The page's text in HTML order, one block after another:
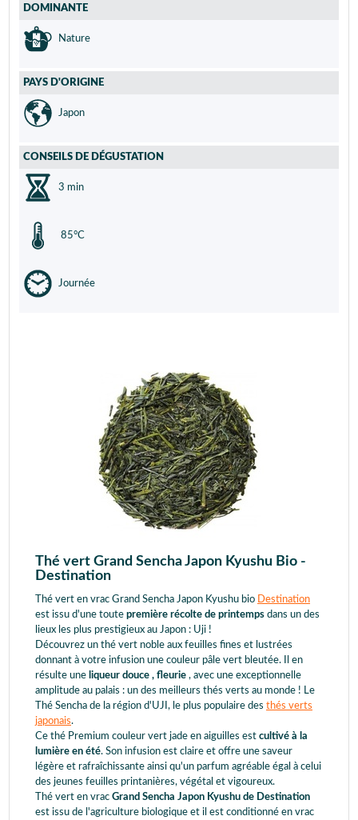
DOMINANTE
Nature
PAYS D'ORIGINE
Japon
CONSEILS DE DÉGUSTATION
3 min
85°C
Journée
Thé vert Grand Sencha Japon Kyushu Bio -
Destination
Thé vert en vrac Grand Sencha Japon Kyushu bio Destination
est issu d'une toute première récolte de printemps dans un des
lieux les plus prestigieux au Japon : Uji !
Découvrez un thé vert noble aux feuilles fines et lustrées
donnant à votre infusion une couleur pâle vert bleutée. Il en
résulte une liqueur douce , fleurie , avec une exceptionnelle
amplitude au palais : un des meilleurs thés verts au monde ! Le
Thé Sencha de la région d'UJI, le plus populaire des thés verts
japonais.
Ce thé Premium couleur vert jade en aiguilles est cultivé à la
lumière en été. Son infusion est claire et offre une saveur
légère et rafraîchissante ainsi qu'un parfum agréable égal à celui
des jeunes feuilles printanières, végétal et vigoureux.
Thé vert en vrac Grand Sencha Japon Kyushu de Destination
est issu de l'agriculture biologique et il est conditionné en vrac